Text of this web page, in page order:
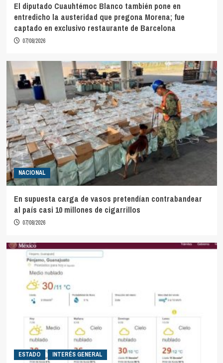
El diputado Cuauhtémoc Blanco también pone en
entredicho la austeridad que pregona Morena; fue
captado en exclusivo restaurante de Barcelona
07/08/2026
NACIONAL
En supuesta carga de vasos pretendían contrabandear
al país casi 10 millones de cigarrillos
07/08/2026
ESTADO INTERÉS GENERAL